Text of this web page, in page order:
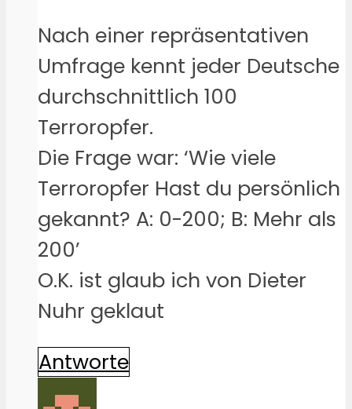
Nach einer repräsentativen
Umfrage kennt jeder Deutsche
durchschnittlich 100
Terroropfer.
Die Frage war: ‘Wie viele
Terroropfer Hast du persönlich
gekannt? A: 0-200; B: Mehr als
200’
O.K. ist glaub ich von Dieter
Nuhr geklaut
Antworte